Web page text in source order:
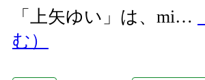
「上矢ゆい」は、mi…
む）